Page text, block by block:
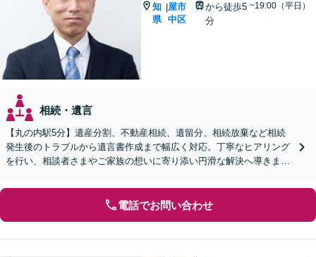
知
県
|屋市
中区
から徒歩5
分
~19:00（平日）
相続・遺言
【丸の内駅5分】遺産分割、不動産相続、遺留分、相続放棄など相続
発生後のトラブルから遺言書作成まで幅広く対応。丁寧なヒアリング
を行い、相談者さまやご家族の想いに寄り添い円滑な解決へ導きます
電話でお問い合わせ